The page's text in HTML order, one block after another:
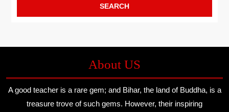
About US
A good teacher is a rare gem; and Bihar, the land of Buddha, is a
treasure trove of such gems. However, their inspiring